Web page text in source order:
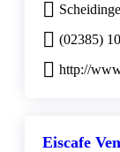
(02385)
http://
Eiscafe